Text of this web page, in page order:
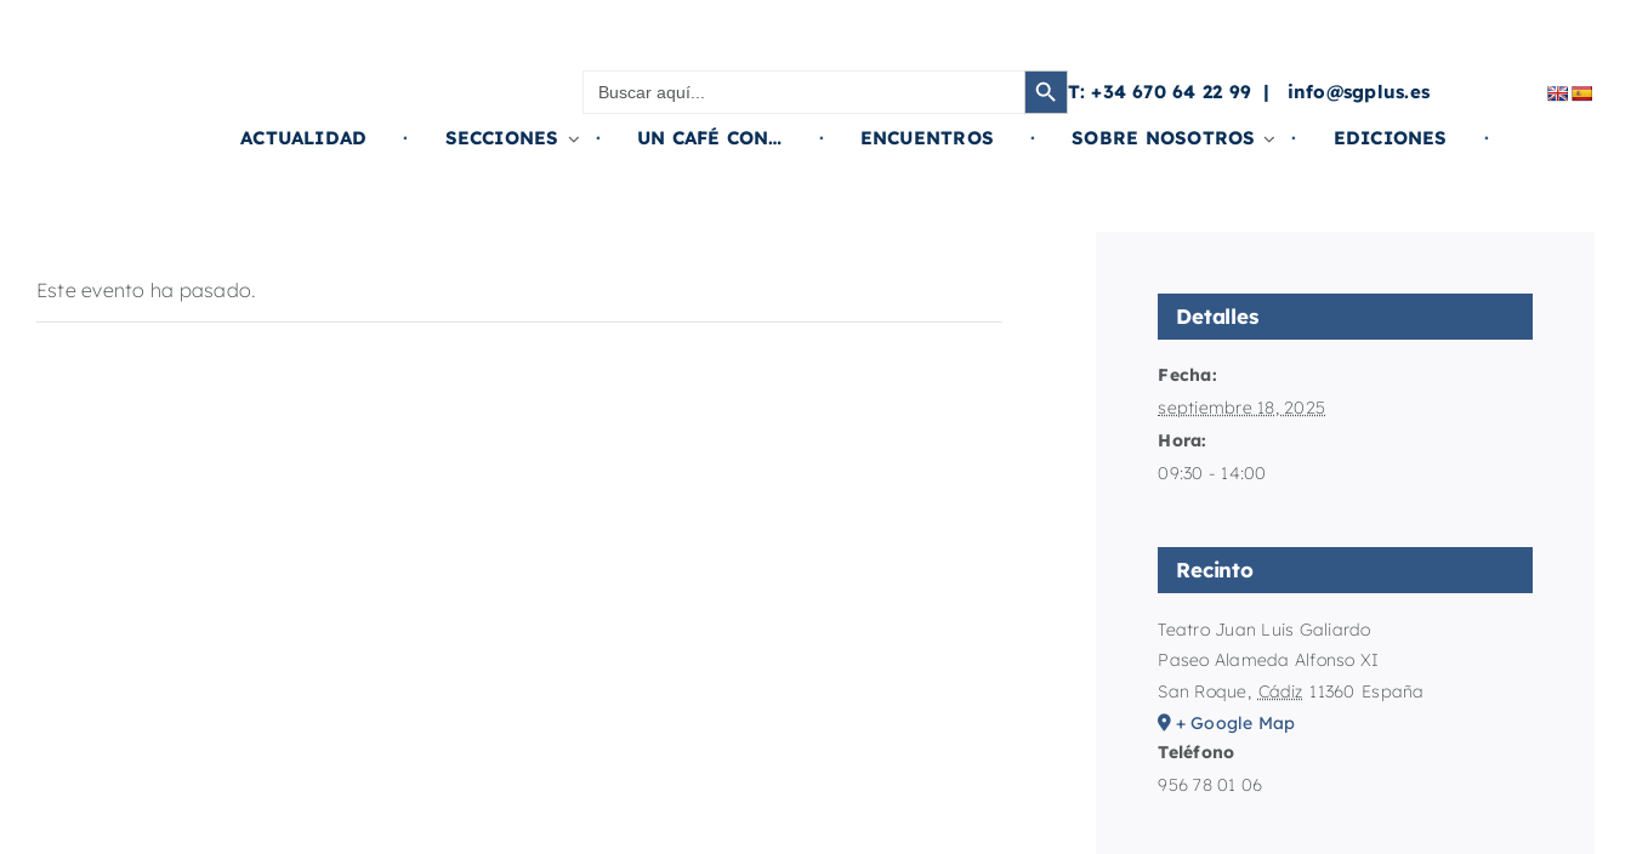
Botón de búsqueda
T: +34 670 64 22 99
info@sgplus.es
ACTUALIDAD
SECCIONES UN CAFÉ CON… ENCUENTROS SOBRE NOSOTROS EDICIONES
Este evento ha pasado.
Detalles
Fecha:
septiembre 18, 2025
Hora:
09:30 - 14:00
Recinto
Teatro Juan Luis Galiardo
Paseo Alameda Alfonso XI
San Roque, Cádiz 11360 España
+ Google Map
Teléfono
956 78 01 06